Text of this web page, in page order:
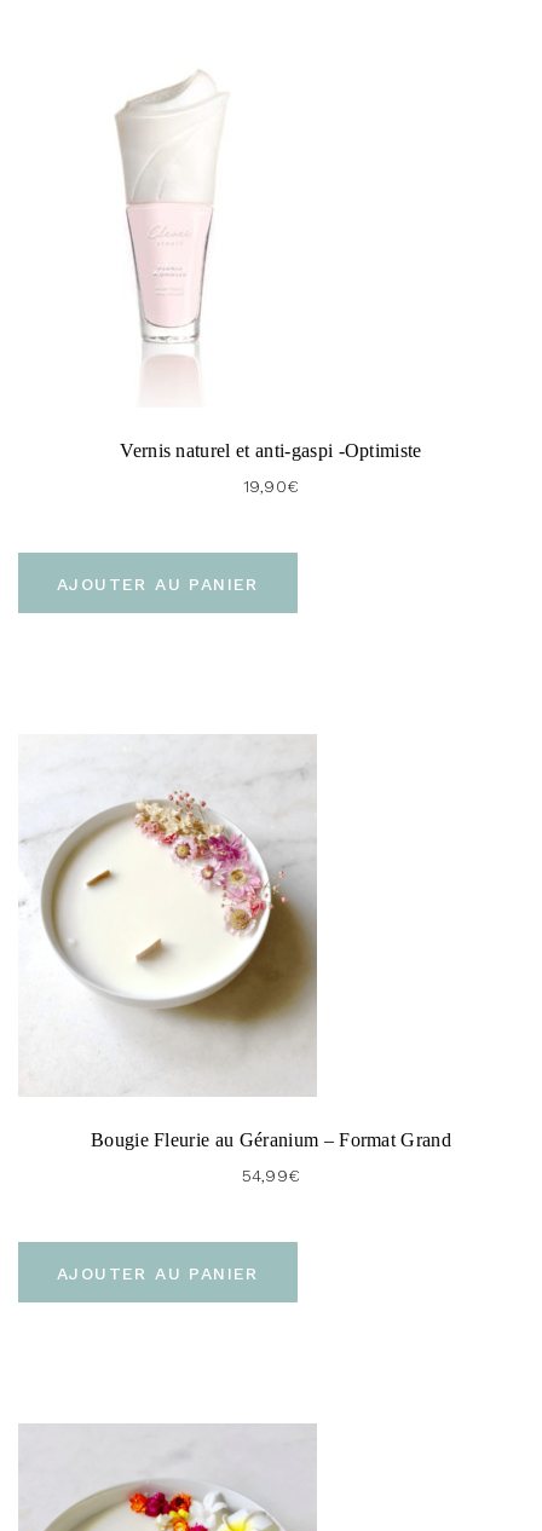
Vernis naturel et anti-gaspi -Optimiste
19,90€
AJOUTER AU PANIER
Bougie Fleurie au Géranium – Format Grand
54,99€
AJOUTER AU PANIER